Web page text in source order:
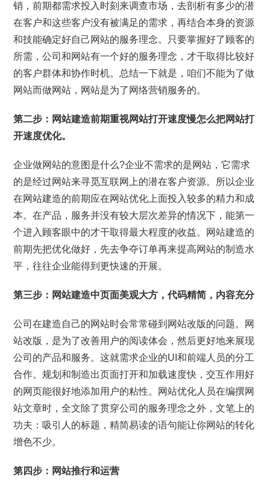
销，前期都需求投入时刻来调查市场，去剖析有多少的潜
在客户和这些客户没有被满足的需求，再结合本身的资源
和技能确定好自己网站的服务理念。只要掌握好了顾客的
所需，公司和网站有一个好的服务理念，才干取得比较好
的客户群体和协作时机。总结一下就是，咱们不能为了做
网站而做网站，网站是为了网络营销服务的。
第二步：网站建造前期重视网站打开速度慢怎么把网站打
开速度优化。
企业做网站的意图是什么?企业不需求的是网站，它需求
的是经过网站来寻觅互联网上的潜在客户资源。所以企业
在网站建造的前期应在网站优化上面投入较多的精力和成
本。在产品，服务并没有较大层次差异的情况下，能第一
个进入顾客眼中的才干取得最大程度的收益。网站建造的
前期先把优化做好，先去争夺订单再来提高网站的制造水
平，往往企业能得到更快速的开展。
第三步：网站建造中页面美观大方，代码精简，内容充分
公司在建造自己的网站时会常常碰到网站改版的问题。网
站改版，是为了改善用户的阅读体会，然后更好地来展现
公司的产品和服务。这就需求企业的UI和前端人员的分工
合作。规划和制造出页面打开和加载速度快，交互作用好
的网页能很好地添加用户的粘性。网站优化人员在编撰网
站文章时，全文除了贯穿公司的服务理念之外，文笔上的
功夫：吸引人的标题，精简易读的语句能让你网站的转化
增色不少。
第四步：网站推行和运营